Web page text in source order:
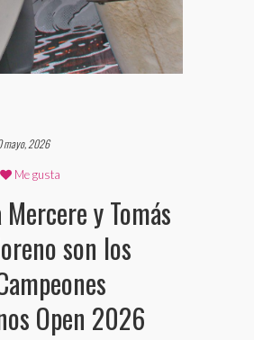
mayo, 2026
Me gusta
y Tomás
son los
Open 2026